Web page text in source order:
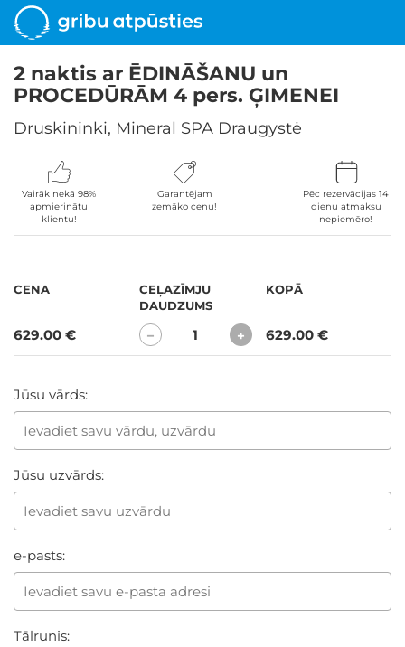
2 naktis ar ĒDINĀŠANU un
PROCEDŪRĀM 4 pers. ĢIMENEI
Druskininki, Mineral SPA Draugystė
Vairāk nekā 98%
apmierinātu
klientu!
Garantējam
zemāko cenu!
Pēc rezervācijas 14
dienu atmaksu
nepiemēro!
CENA
CEĻAZĪMJU
DAUDZUMS
KOPĀ
629.00 € − 1 + 629.00 €
Jūsu vārds:
Jūsu uzvārds:
e-pasts:
Tālrunis: